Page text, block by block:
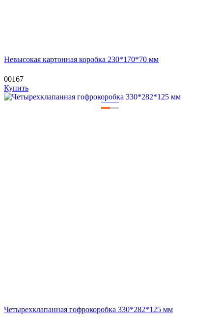
Невысокая картонная коробка 230*170*70 мм
00167
Купить
——
Четырехклапанная гофрокоробка 330*282*125 мм